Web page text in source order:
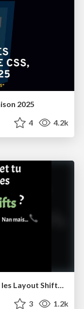
2025
4 4.2k
Tu fais du Web et tu connais pas les Layout Shifts ?! Nan mais...
3 1.2k